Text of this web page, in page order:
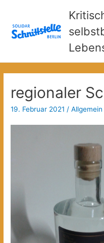
regionaler
19. Februar 2021 /Allgemein